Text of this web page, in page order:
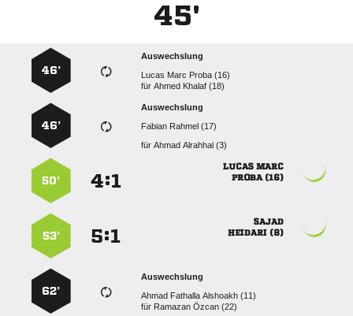
45'
Auswechslung
   
für  
46’
Auswechslung
  
für  
46’
 
 
:
50’

 
:
53’
Auswechslung
   
für   
62’